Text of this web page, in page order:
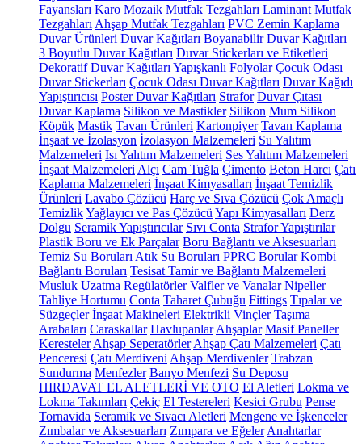
Fayansları Karo Mozaik Mutfak Tezgahları Laminant Mutfak
Tezgahları Ahşap Mutfak Tezgahları PVC Zemin Kaplama
Duvar Ürünleri Duvar Kağıtları Boyanabilir Duvar Kağıtları
3 Boyutlu Duvar Kağıtları Duvar Stickerları ve Etiketleri
Dekoratif Duvar Kağıtları Yapışkanlı Folyolar Çocuk Odası
Duvar Stickerları Çocuk Odası Duvar Kağıtları Duvar Kağıdı
Yapıştırıcısı Poster Duvar Kağıtları Strafor Duvar Çıtası
Duvar Kaplama Silikon ve Mastikler Silikon Mum Silikon
Köpük Mastik Tavan Ürünleri Kartonpiyer Tavan Kaplama
İnşaat ve İzolasyon İzolasyon Malzemeleri Su Yalıtım
Malzemeleri Isı Yalıtım Malzemeleri Ses Yalıtım Malzemeleri
İnşaat Malzemeleri Alçı Cam Tuğla Çimento Beton Harcı Çatı
Kaplama Malzemeleri İnşaat Kimyasalları İnşaat Temizlik
Ürünleri Lavabo Çözücü Harç ve Sıva Çözücü Çok Amaçlı
TemizlikYağlayıcı ve Pas Çözücü Yapı Kimyasalları Derz
Dolgu Seramik Yapıştırıcılar Sıvı Conta Strafor Yapıştırılar
Plastik Boru ve Ek Parçalar Boru Bağlantı ve Aksesuarları
Temiz Su Boruları Atık Su Boruları PPRC Borular Kombi
Bağlantı Boruları Tesisat Tamir ve Bağlantı Malzemeleri
Musluk Uzatma Regülatörler Valfler ve Vanalar Nipeller
Tahliye Hortumu Conta Taharet Çubuğu Fittings Tıpalar ve
Süzgeçler İnşaat Makineleri Elektrikli Vinçler Taşıma
Arabaları Caraskallar Havlupanlar Ahşaplar Masif Paneller
Keresteler Ahşap Seperatörler Ahşap Çatı Malzemeleri Çatı
Penceresi Çatı Merdiveni Ahşap Merdivenler Trabzan
Sundurma Menfezler Banyo Menfezi Su Deposu
HIRDAVAT EL ALETLERİ VE OTO El Aletleri Lokma ve
Lokma Takımları Çekiç El Testereleri Kesici Grubu Pense
Tornavida Seramik ve Sıvacı Aletleri Mengene ve İşkenceler
Zımbalar ve Aksesuarları Zımpara ve Eğeler Anahtarlar